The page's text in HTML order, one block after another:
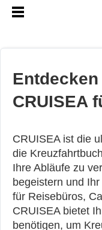
CRUISEA
CRUISEA ist die
die
Ihre Abläufe zu
begeistern und
für Reisebüros,
CRUISEA bietet
benötigen, um